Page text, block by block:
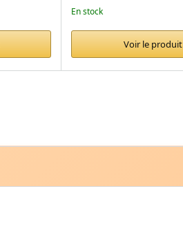
En stock
Voir le produit